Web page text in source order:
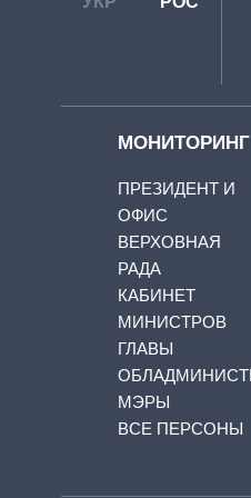
МОНИТОРИНГ
ПРЕЗИДЕНТ И
ОФИС
ВЕРХОВНАЯ
РАДА
КАБИНЕТ
МИНИСТРОВ
ГЛАВЫ
МЭРЫ
ВСЕ ПЕРСОНЫ